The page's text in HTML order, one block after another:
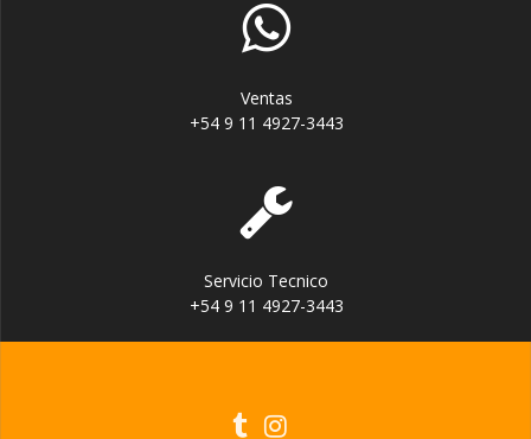
Ventas
+54 9 11 4927-3443
Servicio Tecnico
+54 9 11 4927-3443